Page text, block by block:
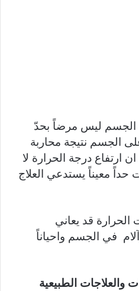
الجسم ليس مرضاً بحدّ
الجسم نتيجة محاربة
ارتفاع درجة الحرارة لا
حداً معيناً يستدعي العلاج
قد يعاني
في الجسم واحياناً
والعلاجات الطبيعية